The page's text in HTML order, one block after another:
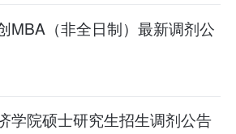
MBA（非全日制）最新调剂公
学院硕士研究生招生调剂公告